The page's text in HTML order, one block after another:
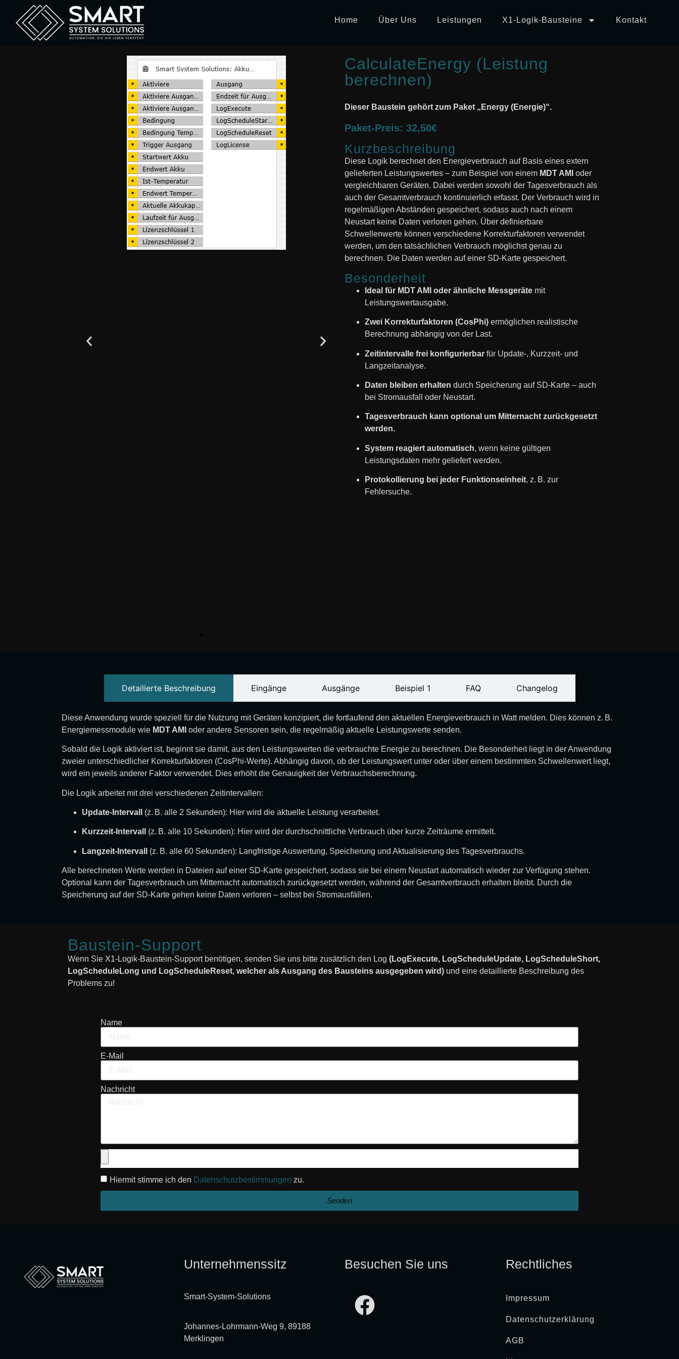
Home Über Uns Leistungen X1-Logik-Bausteine Kontakt
CalculateEnergy (Leistung
berechnen)
Dieser Baustein gehört zum Paket „Energy (Energie)“.
Paket-Preis: 32,50€
Kurzbeschreibung
Diese Logik berechnet den Energieverbrauch auf Basis eines extern
gelieferten Leistungswertes – zum Beispiel von einem MDT AMI oder
vergleichbaren Geräten. Dabei werden sowohl der Tagesverbrauch als
auch der Gesamtverbrauch kontinuierlich erfasst. Der Verbrauch wird in
regelmäßigen Abständen gespeichert, sodass auch nach einem
Neustart keine Daten verloren gehen. Über definierbare
Schwellenwerte können verschiedene Korrekturfaktoren verwendet
werden, um den tatsächlichen Verbrauch möglichst genau zu
berechnen. Die Daten werden auf einer SD-Karte gespeichert.
Besonderheit
Ideal für MDT AMI oder ähnliche Messgeräte mit
Leistungswertausgabe.
Zwei Korrekturfaktoren (CosPhi) ermöglichen realistische
Berechnung abhängig von der Last.
Zeitintervalle frei konfigurierbar für Update-, Kurzzeit- und
Langzeitanalyse.
Daten bleiben erhalten durch Speicherung auf SD-Karte – auch
bei Stromausfall oder Neustart.
Tagesverbrauch kann optional um Mitternacht zurückgesetzt
werden.
System reagiert automatisch, wenn keine gültigen
Leistungsdaten mehr geliefert werden.
Protokollierung bei jeder Funktionseinheit, z. B. zur
Fehlersuche.
Detailierte Beschreibung Eingänge Ausgänge Beispiel 1 FAQ Changelog
Diese Anwendung wurde speziell für die Nutzung mit Geräten konzipiert, die fortlaufend den aktuellen Energieverbrauch in Watt melden. Dies können z. B.
Energiemessmodule wie MDT AMI oder andere Sensoren sein, die regelmäßig aktuelle Leistungswerte senden.
Sobald die Logik aktiviert ist, beginnt sie damit, aus den Leistungswerten die verbrauchte Energie zu berechnen. Die Besonderheit liegt in der Anwendung
zweier unterschiedlicher Korrekturfaktoren (CosPhi-Werte). Abhängig davon, ob der Leistungswert unter oder über einem bestimmten Schwellenwert liegt,
wird ein jeweils anderer Faktor verwendet. Dies erhöht die Genauigkeit der Verbrauchsberechnung.
Die Logik arbeitet mit drei verschiedenen Zeitintervallen:
Update-Intervall (z. B. alle 2 Sekunden): Hier wird die aktuelle Leistung verarbeitet.
Kurzzeit-Intervall (z. B. alle 10 Sekunden): Hier wird der durchschnittliche Verbrauch über kurze Zeiträume ermittelt.
Langzeit-Intervall (z. B. alle 60 Sekunden): Langfristige Auswertung, Speicherung und Aktualisierung des Tagesverbrauchs.
Alle berechneten Werte werden in Dateien auf einer SD-Karte gespeichert, sodass sie bei einem Neustart automatisch wieder zur Verfügung stehen.
Optional kann der Tagesverbrauch um Mitternacht automatisch zurückgesetzt werden, während der Gesamtverbrauch erhalten bleibt. Durch die
Speicherung auf der SD-Karte gehen keine Daten verloren – selbst bei Stromausfällen.
Baustein-Support
Wenn Sie X1-Logik-Baustein-Support benötigen, senden Sie uns bitte zusätzlich den Log(LogExecute, LogScheduleUpdate, LogScheduleShort,
LogScheduleLong und LogScheduleReset, welcher als Ausgang des Bausteins ausgegeben wird) und eine detaillierte Beschreibung des
Problems zu!
Name
E-Mail
Nachricht
Hiermit stimme ich den Datenschutzbestimmungen zu.
Senden
Unternehmenssitz
Smart-System-Solutions
Johannes-Lohrmann-Weg 9, 89188
Merklingen
Besuchen Sie uns Rechtliches
Impressum
Datenschutzerklärung
AGB